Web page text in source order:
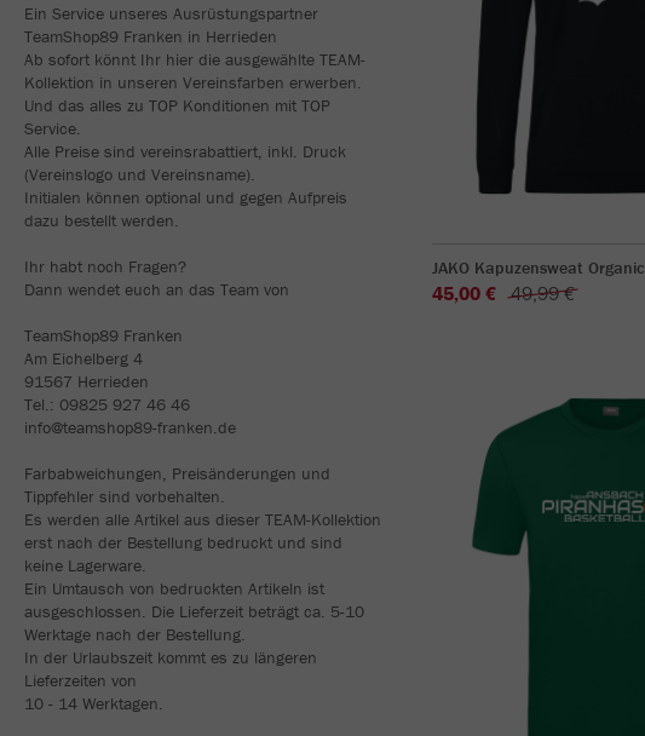
Ein Service unseres Ausrüstungspartner
TeamShop89 Franken in Herrieden
Ab sofort könnt Ihr hier die ausgewählte TEAM-
Kollektion in unseren Vereinsfarben erwerben.
Und das alles zu TOP Konditionen mit TOP
Service.
Alle Preise sind vereinsrabattiert, inkl. Druck
(Vereinslogo und Vereinsname).
Initialen können optional und gegen Aufpreis
dazu bestellt werden.
Ihr habt noch Fragen?
Dann wendet euch an das Team von
TeamShop89 Franken
Am Eichelberg 4
91567 Herrieden
Tel.: 09825 927 46 46
info@teamshop89-franken.de
Farbabweichungen, Preisänderungen und
Tippfehler sind vorbehalten.
Es werden alle Artikel aus dieser TEAM-Kollektion
erst nach der Bestellung bedruckt und sind
keine Lagerware.
Ein Umtausch von bedruckten Artikeln ist
ausgeschlossen. Die Lieferzeit beträgt ca. 5-10
Werktage nach der Bestellung.
In der Urlaubszeit kommt es zu längeren
Lieferzeiten von
10 - 14 Werktagen.
JAKO Kapuzensweat Organic
45,00 € 49,99 €